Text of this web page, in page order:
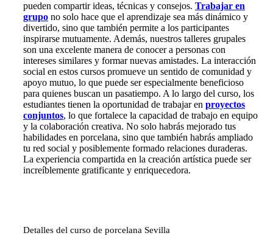
pueden compartir ideas, técnicas y consejos. Trabajar en
grupo no solo hace que el aprendizaje sea más dinámico y
divertido, sino que también permite a los participantes
inspirarse mutuamente. Además, nuestros talleres grupales
son una excelente manera de conocer a personas con
intereses similares y formar nuevas amistades. La interacción
social en estos cursos promueve un sentido de comunidad y
apoyo mutuo, lo que puede ser especialmente beneficioso
para quienes buscan un pasatiempo. A lo largo del curso, los
estudiantes tienen la oportunidad de trabajar en proyectos
conjuntos, lo que fortalece la capacidad de trabajo en equipo
y la colaboración creativa. No solo habrás mejorado tus
habilidades en porcelana, sino que también habrás ampliado
tu red social y posiblemente formado relaciones duraderas.
La experiencia compartida en la creación artística puede ser
increíblemente gratificante y enriquecedora.
Detalles del curso de porcelana Sevilla